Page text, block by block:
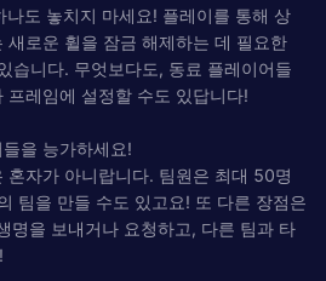
나도 놓치지 마세요! 플레이를 통해 상
새로운 휠을 잠금 해제하는 데 필요한
습니다. 무엇보다도, 동료 플레이어들
프레임에 설정할 수도 있답니다!
을 능가하세요!
혼자가 아니랍니다. 팀원은 최대 50명
팀을 만들 수도 있고요! 또 다른 장점은
명을 보내거나 요청하고, 다른 팀과 타